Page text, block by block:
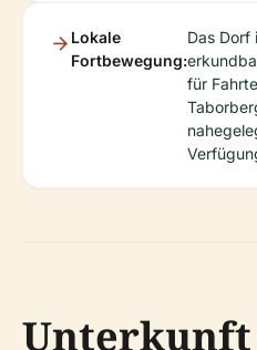
Lokale
Fortbewegung:
Das Dorf
für